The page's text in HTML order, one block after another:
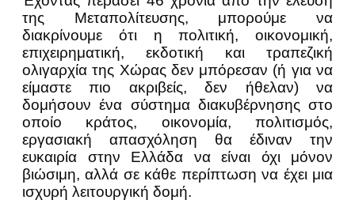
της Μεταπολίτευσης, μπορούμε να
διακρίνουμε ότι η πολιτική, οικονομική,
επιχειρηματική, εκδοτική και τραπεζική
ολιγαρχία της Χώρας δεν μπόρεσαν (ή για να
είμαστε πιο ακριβείς, δεν ήθελαν) να
δομήσουν ένα σύστημα διακυβέρνησης στο
οποίο κράτος, οικονομία, πολιτισμός,
εργασιακή απασχόληση θα έδιναν την
ευκαιρία στην Ελλάδα να είναι όχι μόνον
βιώσιμη, αλλά σε κάθε περίπτωση να έχει μια
ισχυρή λειτουργική δομή.